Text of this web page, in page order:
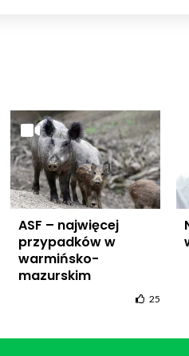
ASF – najwięcej
przypadków w
warmińsko-
mazurskim
25